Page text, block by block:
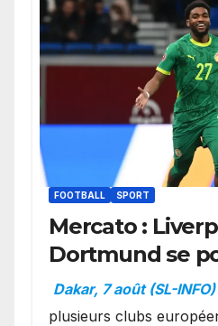
FOOTBALL SPORT
Mercato :
Dortmund se
en favoris
Ibrahim Mbaye
Dakar, 7 août (SL-INFO)
plusieurs clubs